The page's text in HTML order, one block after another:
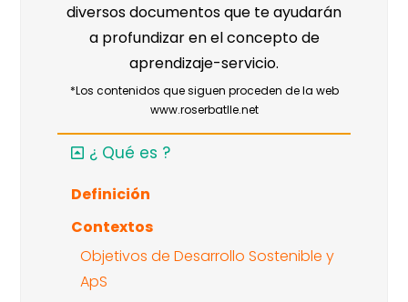
diversos documentos que te ayudarán
a profundizar en el concepto de
aprendizaje-servicio.
*Los contenidos que siguen proceden de la web
www.roserbatlle.net
¿ Qué es ?
Definición
Contextos
Objetivos de Desarrollo Sostenible y
ApS